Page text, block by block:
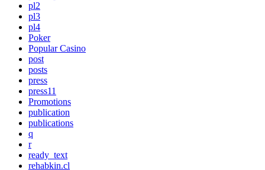
pl2
pl3
pl4
Poker
Popular Casino
post
posts
press
press11
Promotions
publication
publications
q
r
ready_text
rehabkin.cl